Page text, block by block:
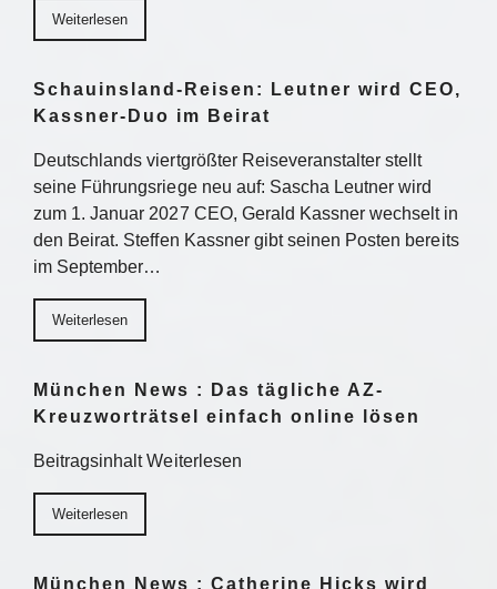
Weiterlesen
Schauinsland-Reisen: Leutner wird CEO,
Kassner-Duo im Beirat
Deutschlands viertgrößter Reiseveranstalter stellt
seine Führungsriege neu auf: Sascha Leutner wird
zum 1. Januar 2027 CEO, Gerald Kassner wechselt in
den Beirat. Steffen Kassner gibt seinen Posten bereits
im September…
Weiterlesen
München News : Das tägliche AZ-
Kreuzworträtsel einfach online lösen
Beitragsinhalt Weiterlesen
Weiterlesen
München News : Catherine Hicks wird